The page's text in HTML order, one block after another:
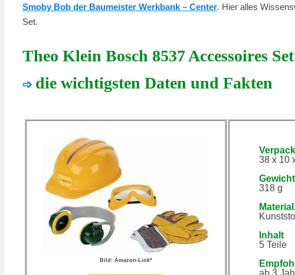
Smoby Bob der Baumeister Werkbank – Center. Hier alles
Set.
Theo Klein Bosch 8537 Accessoires
➩ die wichtigsten Daten und Fakten
Bild: Amazon-Link*
38 x 10
318 g
Inhalt
5 Teile